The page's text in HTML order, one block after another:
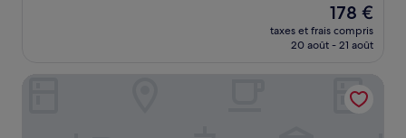
Le
nouveau
prix
de
178 €
178 €
taxes et frais compris
20 août - 21 août